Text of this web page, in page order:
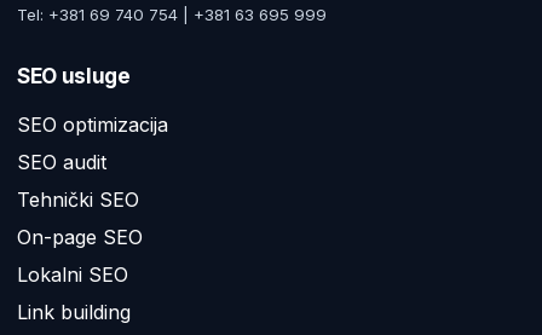
Tel: +381 69 740 754 | +381 63 695 999
SEO usluge
SEO optimizacija
SEO audit
Tehnički SEO
On-page SEO
Lokalni SEO
Link building